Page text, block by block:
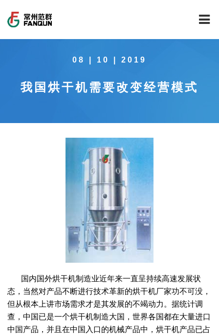
公司介绍
回转圆筒干燥焙烧系列
带式干燥焙烧系列
圆盘干燥机系列
桨叶式干燥系列
载体干燥系列
全球契约组织成员
节能环保
公益支持
社会责任报告
绿色供应链
联系我们
联系我们
08 | 10 | 2019
我国烘干机需要改变经营模式
国内国外烘干机制造业近年来一直呈持续高速发展状
态，当然对产品不断进行技术革新的烘干机厂家功不可没，
但从根本上讲市场需求才是其发展的不竭动力。据统计调
查，中国已是一个烘干机制造大国，世界各国都在大量进口
中国产品，并且在中国入口的机械产品中，烘干机产品已占